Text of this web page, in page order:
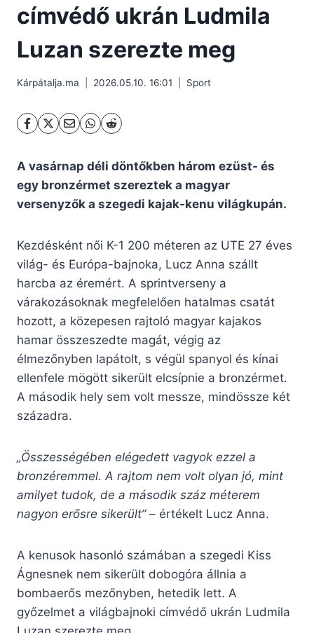
címvédő ukrán Ludmila
Luzan szerezte meg
Kárpátalja.ma 2026.05.10. 16:01 Sport
A vasárnap déli döntőkben három ezüst- és
egy bronzérmet szereztek a magyar
versenyzők a szegedi kajak-kenu világkupán.
Kezdésként női K-1 200 méteren az UTE 27 éves
világ- és Európa-bajnoka, Lucz Anna szállt
harcba az éremért. A sprintverseny a
várakozásoknak megfelelően hatalmas csatát
hozott, a közepesen rajtoló magyar kajakos
hamar összeszedte magát, végig az
élmezőnyben lapátolt, s végül spanyol és kínai
ellenfele mögött sikerült elcsípnie a bronzérmet.
A második hely sem volt messze, mindössze két
századra.
„Összességében elégedett vagyok ezzel a
bronzéremmel. A rajtom nem volt olyan jó, mint
amilyet tudok, de a második száz méterem
nagyon erősre sikerült” – értékelt Lucz Anna.
A kenusok hasonló számában a szegedi Kiss
Ágnesnek nem sikerült dobogóra állnia a
bombaerős mezőnyben, hetedik lett. A
győzelmet a világbajnoki címvédő ukrán Ludmila